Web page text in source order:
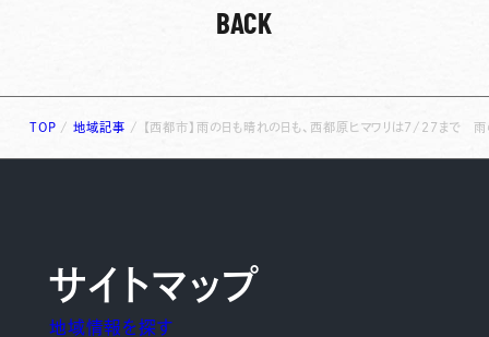
BACK
TOP /地域記事 / 【西都市】雨の日も晴れの日も、西都原ヒマワリは7/27まで 雨
サイトマップ
地域情報を探す